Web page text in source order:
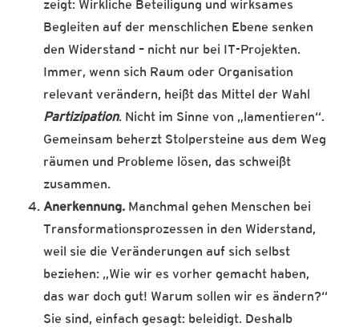
zeigt: Wirkliche Beteiligung und wirksames
Begleiten auf der menschlichen Ebene senken
den Widerstand – nicht nur bei IT-Projekten.
Immer, wenn sich Raum oder Organisation
relevant verändern, heißt das Mittel der Wahl
Partizipation. Nicht im Sinne von „lamentieren“.
Gemeinsam beherzt Stolpersteine aus dem Weg
räumen und Probleme lösen, das schweißt
zusammen.
Anerkennung. Manchmal gehen Menschen bei
Transformationsprozessen in den Widerstand,
weil sie die Veränderungen auf sich selbst
beziehen: „Wie wir es vorher gemacht haben,
das war doch gut! Warum sollen wir es ändern?“
Sie sind, einfach gesagt: beleidigt. Deshalb